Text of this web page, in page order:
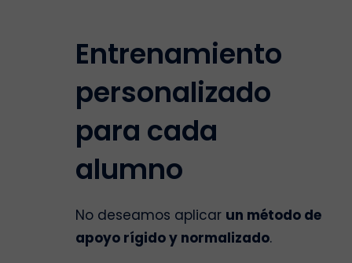
Entrenamiento
personalizado
para cada
alumno
No deseamos aplicar un método de
apoyo rígido y normalizado.